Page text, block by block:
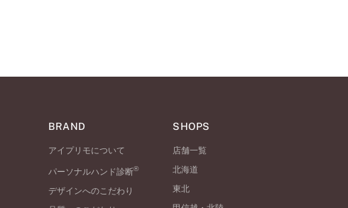
BRAND
アイプリモについて
パーソナルハンド診断®
デザインへのこだわり
SHOPS
店舗一覧
北海道
東北